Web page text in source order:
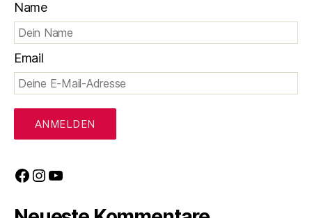
Name
Email
Facebook
Instagram
YouTube